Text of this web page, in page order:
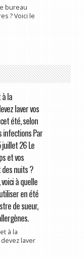
bureau
? Voici le
la
laver vos
été, selon
infections Par
juillet 26 Le
et vos
nuits ?
à quelle
en été
de sueur,
à la
laver